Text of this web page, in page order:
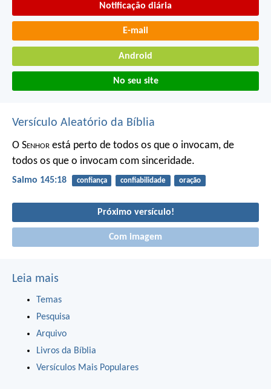
Notificação diária
E-mail
Android
No seu site
Versículo Aleatório da Bíblia
O Senhor está perto de todos os que o invocam, de
todos os que o invocam com sinceridade.
Salmo 145:18 confiança confiabilidade oração
Próximo versículo!
Com imagem
Leia mais
Temas
Pesquisa
Arquivo
Livros da Bíblia
Versículos Mais Populares